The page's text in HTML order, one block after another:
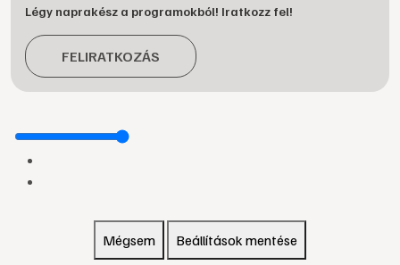
Légy naprakész a programokból! Iratkozz fel!
FELIRATKOZÁS
Mégsem Beállítások mentése